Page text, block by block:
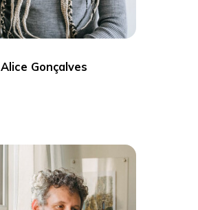
Alice Gonçalves